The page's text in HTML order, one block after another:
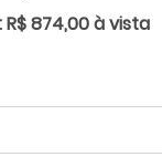
R$ 874,00 à vista